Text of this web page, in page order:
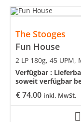
The Stooges
Fun House
€74.00 inkl. MwSt.
2 LP 180g, 45
Verfügbar :
soweit verfügbar